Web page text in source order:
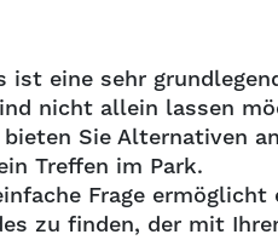
ist eine sehr
nicht allein lassen
Sie Alternativen
Treffen im Park.
Frage ermöglicht
zu finden, der mit